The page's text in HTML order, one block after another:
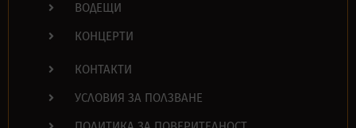
ВОДЕЩИ
КОНЦЕРТИ
КОНТАКТИ
УСЛОВИЯ ЗА ПОЛЗВАНЕ